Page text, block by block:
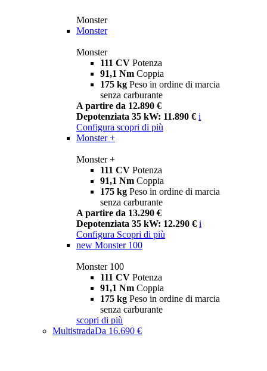
Monster
Monster
Monster
111 CV Potenza
91,1 Nm Coppia
175 kg Peso in ordine di marcia
senza carburante
A partire da 12.890 €
Depotenziata 35 kW: 11.890 € i
Configura scopri di più
Monster +
Monster +
111 CV Potenza
91,1 Nm Coppia
175 kg Peso in ordine di marcia
senza carburante
A partire da 13.290 €
Depotenziata 35 kW: 12.290 € i
Configura Scopri di più
new Monster 100
Monster 100
111 CV Potenza
91,1 Nm Coppia
175 kg Peso in ordine di marcia
senza carburante
scopri di più
MultistradaDa 16.690 €